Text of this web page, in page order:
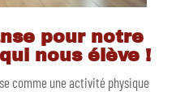
pour notre
nous élève !
comme une activité physique